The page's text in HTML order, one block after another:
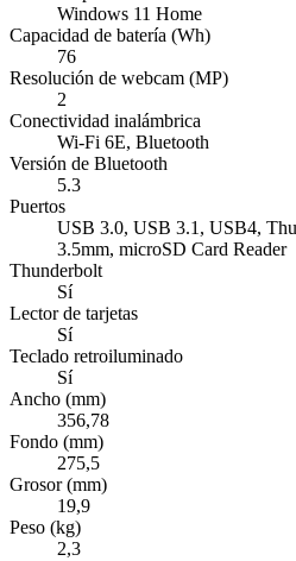
Windows 11 Home
Capacidad de batería (Wh)
76
Resolución de webcam (MP)
2
Conectividad inalámbrica
Wi-Fi 6E, Bluetooth
Versión de Bluetooth
5.3
Puertos
USB 3.0, USB 3.1, USB4,
3.5mm, microSD Card Reader
Thunderbolt
Sí
Lector de tarjetas
Sí
Teclado retroiluminado
Sí
Ancho (mm)
356,78
Fondo (mm)
275,5
Grosor (mm)
19,9
Peso (kg)
2,3